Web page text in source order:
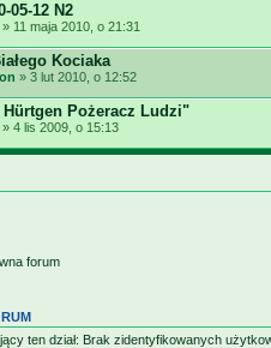
05-12 N2
» 11 maja 2010, o 21:31
Kociaka
» 3 lut 2010, o 12:52
Hürtgen Pożeracz Ludzi"
» 4 lis 2009, o 15:13
forum
ten dział: Brak zidentyfikowanych